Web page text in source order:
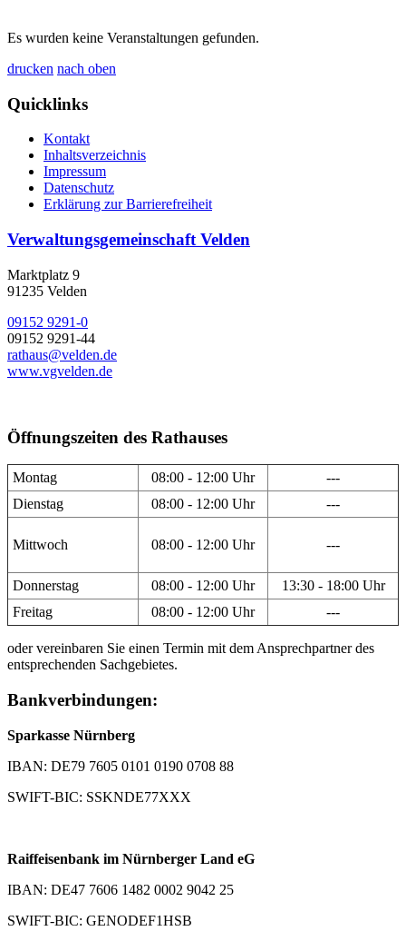
Es wurden keine Veranstaltungen gefunden.
drucken nach oben
Quicklinks
Kontakt
Inhaltsverzeichnis
Impressum
Datenschutz
Erklärung zur Barrierefreiheit
Verwaltungsgemeinschaft Velden
Marktplatz 9
91235 Velden
09152 9291-0
09152 9291-44
rathaus@velden.de
www.vgvelden.de
Öffnungszeiten des Rathauses
Montag 08:00 - 12:00 Uhr
---
Dienstag
08:00 - 12:00 Uhr ---
Mittwoch 08:00 - 12:00 Uhr ---
Donnerstag 08:00 - 12:00 Uhr
13:30 - 18:00 Uhr
Freitag
08:00 - 12:00 Uhr ---
oder vereinbaren Sie einen Termin mit dem Ansprechpartner des
entsprechenden Sachgebietes.
Bankverbindungen:
Sparkasse Nürnberg
IBAN: DE79 7605 0101 0190 0708 88
SWIFT-BIC: SSKNDE77XXX
Raiffeisenbank im Nürnberger Land eG
IBAN: DE47 7606 1482 0002 9042 25
SWIFT-BIC: GENODEF1HSB